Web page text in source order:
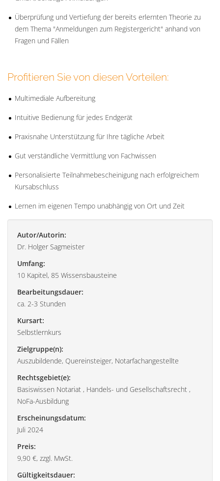
Überprüfung und Vertiefung der bereits erlernten Theorie zu
dem Thema "Anmeldungen zum Registergericht" anhand von
Fragen und Fällen
Profitieren Sie von diesen Vorteilen:
Multimediale Aufbereitung
Intuitive Bedienung für jedes Endgerät
Praxisnahe Unterstützung für Ihre tägliche Arbeit
Gut verständliche Vermittlung von Fachwissen
Personalisierte Teilnahmebescheinigung nach erfolgreichem
Kursabschluss
Lernen im eigenen Tempo unabhängig von Ort und Zeit
Autor/Autorin:
Dr. Holger Sagmeister
Umfang:
10 Kapitel, 85 Wissensbausteine
Bearbeitungsdauer:
ca. 2-3 Stunden
Kursart:
Selbstlernkurs
Zielgruppe(n):
Auszubildende, Quereinsteiger, Notarfachangestellte
Rechtsgebiet(e):
Basiswissen Notariat , Handels- und Gesellschaftsrecht ,
NoFa-Ausbildung
Erscheinungsdatum:
Juli 2024
Preis:
9,90 €, zzgl. MwSt.
Gültigkeitsdauer: